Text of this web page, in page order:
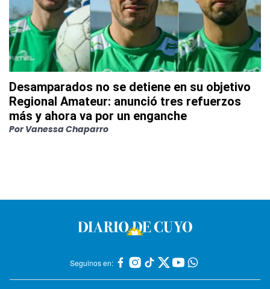
Desamparados no se detiene en su objetivo
Regional Amateur: anunció tres refuerzos
más y ahora va por un enganche
Por Vanessa Chaparro
Seguinos en: